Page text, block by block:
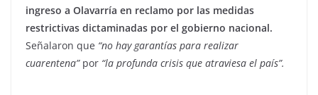
ingreso a Olavarría en reclamo por las medidas
restrictivas dictaminadas por el gobierno nacional.
Señalaron que “no hay garantías para realizar
cuarentena”por “la profunda crisis que atraviesa el país”.